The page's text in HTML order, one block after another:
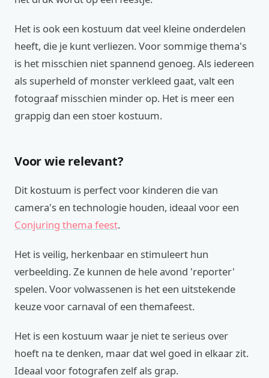
Het is ook een kostuum dat veel kleine onderdelen
heeft, die je kunt verliezen. Voor sommige thema's
is het misschien niet spannend genoeg. Als iedereen
als superheld of monster verkleed gaat, valt een
fotograaf misschien minder op. Het is meer een
grappig dan een stoer kostuum.
Voor wie relevant?
Dit kostuum is perfect voor kinderen die van
camera's en technologie houden, ideaal voor een
Conjuring thema feest.
Het is veilig, herkenbaar en stimuleert hun
verbeelding. Ze kunnen de hele avond 'reporter'
spelen. Voor volwassenen is het een uitstekende
keuze voor carnaval of een themafeest.
Het is een kostuum waar je niet te serieus over
hoeft na te denken, maar dat wel goed in elkaar zit.
Ideaal voor fotografen zelf als grap.